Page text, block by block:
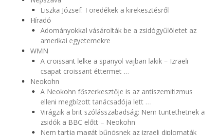
Liszka József: Töredékek a kirekesztésről
Híradó
Adományokkal vásárolták be a zsidógyűlöletet az
amerikai egyetemekre
WMN
A croissant lelke a spanyol vajban lakik – Izraeli
csapat croissant éttermet …
Neokohn
A Neokohn főszerkesztője is az antiszemitizmus
elleni megbízott tanácsadója lett …
Virágzik a brit szólásszabadság: Nem tüntethetnek a
zsidók a BBC előtt – Neokohn
Nem tartja magát bűnösnek az izraeli diplomaták